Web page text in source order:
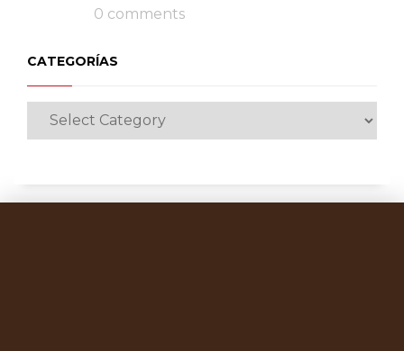
0 comments
CATEGORÍAS